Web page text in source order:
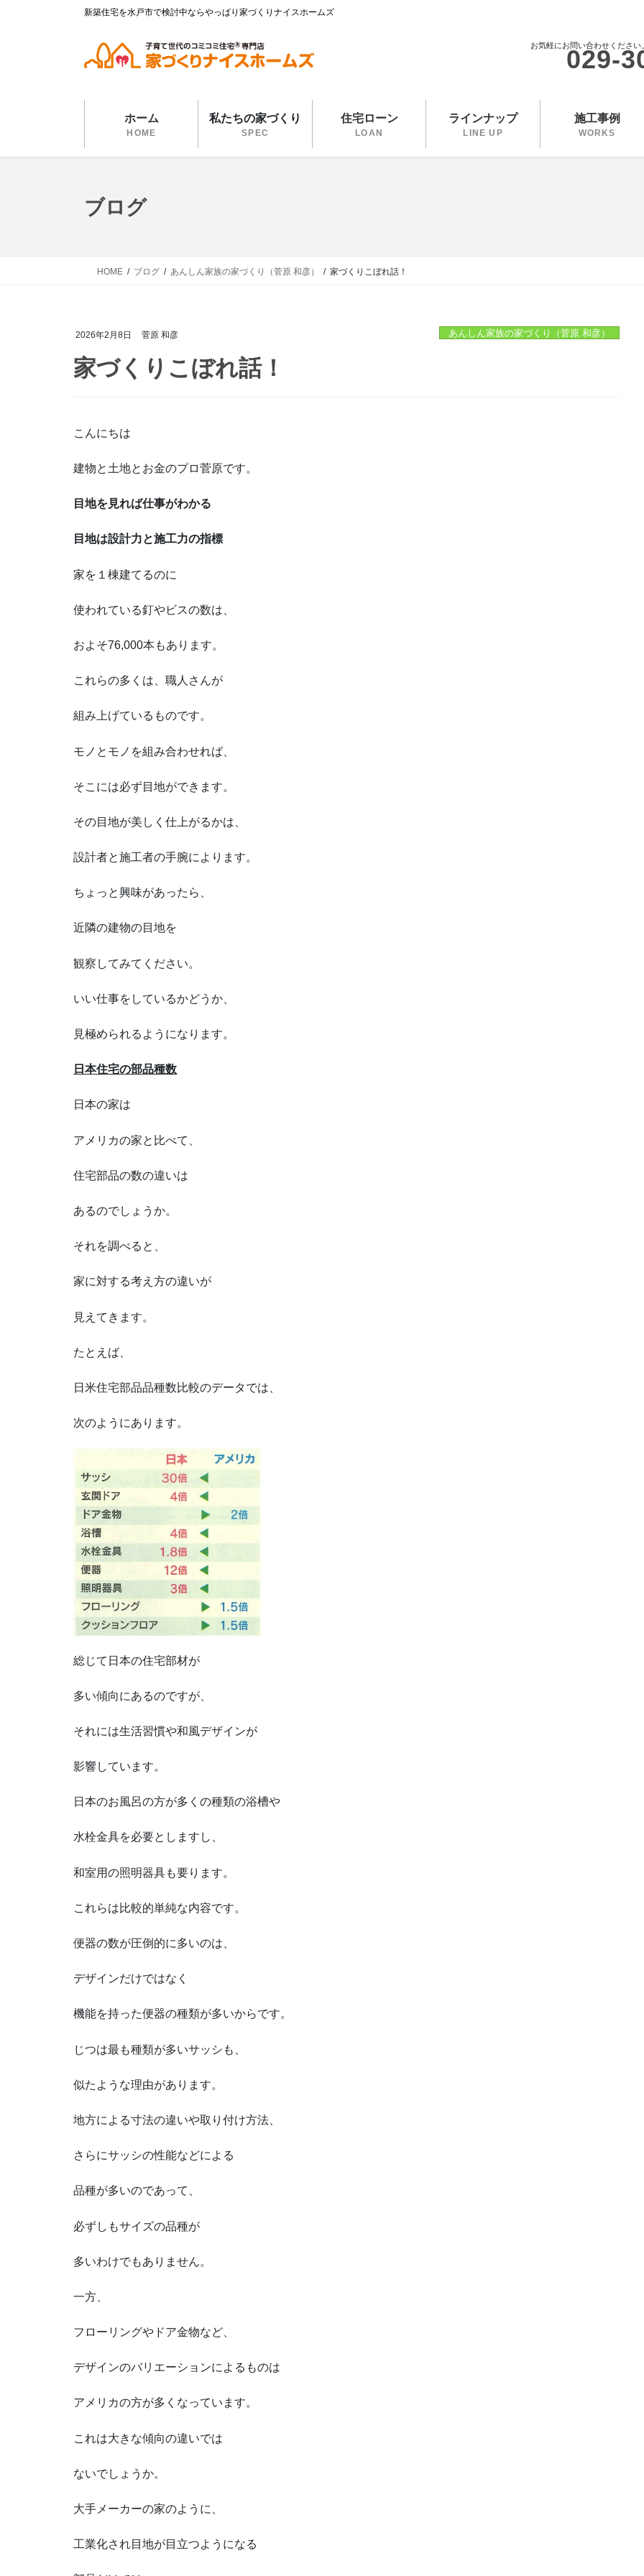
新築住宅を水戸市で検討中ならやっぱり家づくりナイスホームズ
お気軽にお問い合わせください
029-
ホーム
HOME
私たちの家づくり
SPEC
住宅ローン
LOAN
ラインナップ
LINE UP
施工事例
WORKS
ブログ
HOME ブログ あんしん家族の家づくり（菅原 和彦） 家づくりこぼれ話！
2026年2月8日 菅原 和彦 あんしん家族の家づくり（菅原 和彦）
家づくりこぼれ話！
こんにちは
建物と土地とお金のプロ菅原です。
目地を見れば仕事がわかる
目地は設計力と施工力の指標
家を１棟建てるのに
使われている釘やビスの数は、
およそ76,000本もあります。
これらの多くは、職人さんが
組み上げているものです。
モノとモノを組み合わせれば、
そこには必ず目地ができます。
その目地が美しく仕上がるかは、
設計者と施工者の手腕によります。
ちょっと興味があったら、
近隣の建物の目地を
観察してみてください。
いい仕事をしているかどうか、
見極められるようになります。
日本住宅の部品種数
日本の家は
アメリカの家と比べて、
住宅部品の数の違いは
あるのでしょうか。
それを調べると、
家に対する考え方の違いが
見えてきます。
たとえば、
日米住宅部品品種数比較のデータでは、
次のようにあります。
総じて日本の住宅部材が
多い傾向にあるのですが、
それには生活習慣や和風デザインが
影響しています。
日本のお風呂の方が多くの種類の浴槽や
水栓金具を必要としますし、
和室用の照明器具も要ります。
これらは比較的単純な内容です。
便器の数が圧倒的に多いのは、
デザインだけではなく
機能を持った便器の種類が多いからです。
じつは最も種類が多いサッシも、
似たような理由があります。
地方による寸法の違いや取り付け方法、
さらにサッシの性能などによる
品種が多いのであって、
必ずしもサイズの品種が
多いわけでもありません。
一方、
フローリングやドア金物など、
デザインのバリエーションによるものは
アメリカの方が多くなっています。
これは大きな傾向の違いでは
ないでしょうか。
大手メーカーの家のように、
工業化され目地が目立つようになる